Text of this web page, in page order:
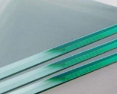
联系我们